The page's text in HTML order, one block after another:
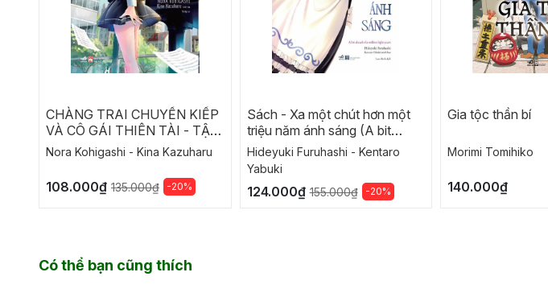
CHÀNG TRAI CHUYỂN KIẾP
VÀ CÔ GÁI THIÊN TÀI - TẬP
2
Nora Kohigashi - Kina Kazuharu
108.000₫ 135.000₫ -20%
Sách - Xa một chút hơn một
triệu năm ánh sáng (A bit
ahead of a million light years)
Hideyuki Furuhashi - Kentaro
Yabuki
124.000₫ 155.000₫ -20%
Gia tộc thần bí
Morimi Tomihiko
140.000₫
Có thể bạn cũng thích